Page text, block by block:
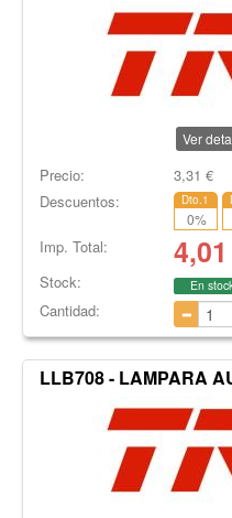
Ver
Precio: 3,31 €
Descuentos:
Dto.1
0%
Imp. Total: 4,01
Stock: En
Cantidad:
LLB708 - LAMPARA